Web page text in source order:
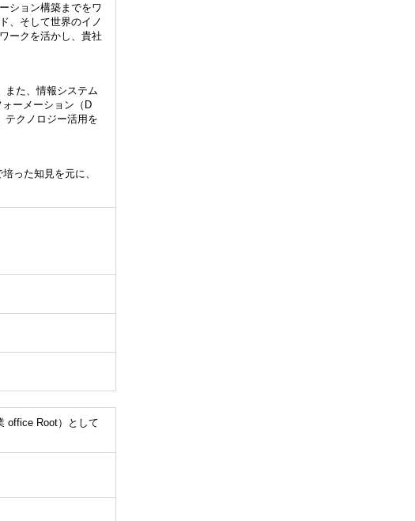
ション構築までをワ
、そして世界のイノ
ークを活かし、貴社
また、情報システム
ーメーション（D
テクノロジー活用を
った知見を元に、
office Root）として